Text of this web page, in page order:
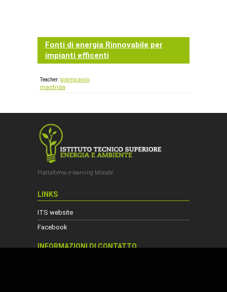
Fonti di energia Rinnovabile per
impianti efficenti
Teacher: giampaolo
manfrida
Piattaforma e-learning Moodle
LINKS
ITS website
Facebook
INFORMAZIONI DI CONTATTO